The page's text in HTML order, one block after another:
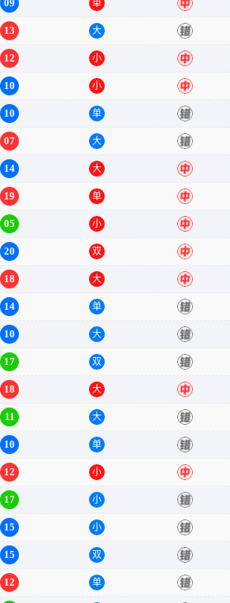
09 单 中
13 大 错
12 小 中
10 小 中
10 单 错
07 大 错
14 大 中
19 单 中
05 小 中
20 双 中
18 大 中
14 单 错
10 大 错
17 双 错
18 大 中
11 大 错
10 单 错
12 小 中
17 小 错
15 小 错
15 双 错
12 单 错